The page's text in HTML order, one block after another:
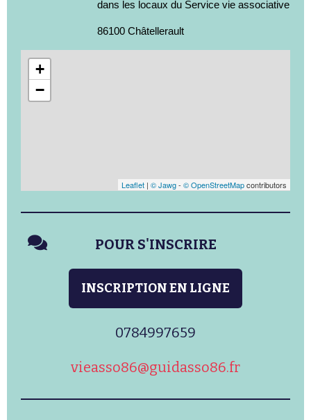
dans les locaux du Service vie associative
86100 Châtellerault
+
−
Leaflet | © Jawg- © OpenStreetMapcontributors
POUR S'INSCRIRE
INSCRIPTION EN LIGNE
0784997659
vieasso86@guidasso86.fr